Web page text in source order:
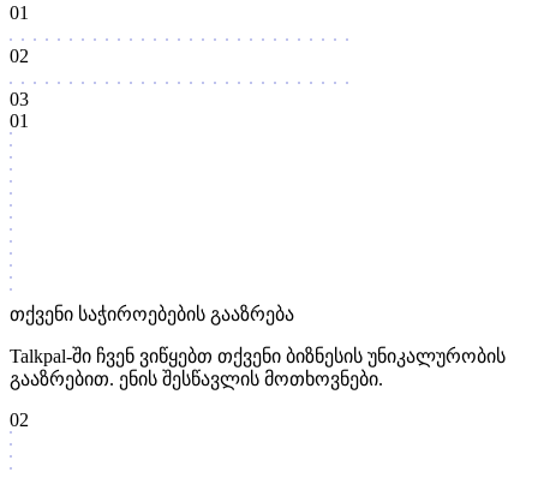
01
02
03
01
თქვენი საჭიროებების გააზრება
Talkpal-ში ჩვენ ვიწყებთ თქვენი ბიზნესის უნიკალურობის
გააზრებით. ენის შესწავლის მოთხოვნები.
02